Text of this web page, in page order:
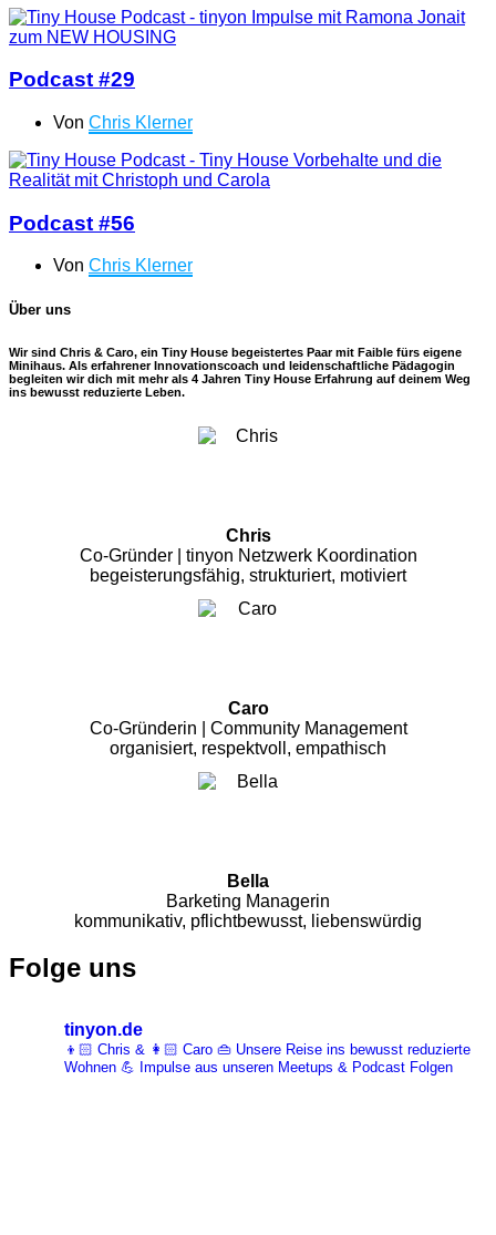
Podcast #29
Von Chris Klerner
Podcast #56
Von Chris Klerner
Über uns
Wir sind Chris & Caro, ein Tiny House begeistertes Paar mit Faible fürs eigene
Minihaus. Als erfahrener Innovationscoach und leidenschaftliche Pädagogin
begleiten wir dich mit mehr als 4 Jahren Tiny House Erfahrung auf deinem Weg
ins bewusst reduzierte Leben.
Chris
Co-Gründer | tinyon Netzwerk Koordination
begeisterungsfähig, strukturiert, motiviert
Caro
Co-Gründerin | Community Management
organisiert, respektvoll, empathisch
Bella
Barketing Managerin
kommunikativ, pflichtbewusst, liebenswürdig
Folge uns
tinyon.de
👦🏻 Chris & 👩🏻 Caro 👜 Unsere Reise ins bewusst reduzierte
Wohnen 💪 Impulse aus unseren Meetups & Podcast Folgen